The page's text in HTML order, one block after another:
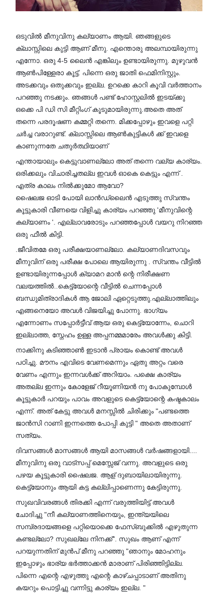
ഒടുവിൽ മീനുവിനു കല്യാണം ആയി. ഞങ്ങളുടെ
ക്ലാസ്സിലെ കുട്ടി ആണ് മീനു. എന്തൊരു അലമ്പായിരുന്നു
എന്നോ. ഒരു 4-5 ലൈൻ എങ്കിലും ഉണ്ടായിരുന്നു. മുഴുവൻ
ആൺപിള്ളേരാ കൂട്ട്. പിന്നെ ഒരു ജാതി ഫെമിനിസ്റ്റും.
അടക്കവും ഒതുക്കവും ഇല്ല. ഉറക്കെ കാറി കൂവി വർത്താനം
പറഞ്ഞു നടക്കും. ഞങ്ങൾ പണ്ട് ഹോസ്റ്റലിൽ ഇടയ്ക്കു
ഒക്കെ പി ഡി സി മീറ്റിംഗ് കൂടുമായിരുന്നു.അതെ അത്
തന്നെ പരദൂഷണ കമ്മറ്റി തന്നെ. മിക്കപ്പോഴും ഇവളെ പറ്റി
ചർച്ച വരാറുണ്ട്. ക്ലാസ്സിലെ ആൺകുട്ടികൾ ക്ക് ഇവളെ
കാണുന്നതേ ചതുർത്ഥിയാണ്
എന്തായാലും കെട്ടുവാണല്ലോ അത് തന്നെ വല്യ കാര്യം.
ഒരിക്കലും വിചാരിച്ചതല്ല ഇവൾ ഓകെ കെട്ടും എന്ന് .
എത്ര കാലം നിൽക്കുമോ ആവോ?
ഷൈലജ ഓടി പോയി ലാൻഡ്‌ലൈൻ എടുത്തു സ്വന്തം
കൂട്ടുകാരി വീണയെ വിളിച്ചു കാര്യം പറഞ്ഞു 'മീനുവിന്റെ
കല്യാണം '. എല്ലാവരോടും പറഞ്ഞപ്പോൾ വയറു നിറഞ്ഞ
ഒരു ഫീൽ കിട്ടി.
.ജീവിതമേ ഒരു പരീക്ഷയാണല്ലോ. കല്യാണദിവസവും
മീനുവിന് ഒരു പരീക്ഷ പോലെ ആയിരുന്നു . സ്വന്തം വീട്ടിൽ
ഉണ്ടായിരുന്നപ്പോൾ ക്യാമറ മാൻ ന്റെ നിരീക്ഷണ
വലയത്തിൽ..കെട്ട്യോന്റെ വീട്ടിൽ ചെന്നപ്പോൾ
ബന്ധുമിത്രാദികൾ ആ ജോലി ഏറ്റെടുത്തു.എല്ലാത്തിലും
എങ്ങനെയോ അവൾ വിജയിച്ചു പോന്നു. ഭാഗ്യം
എന്നോണം സപ്പോർട്ടീവ് ആയ ഒരു കെട്ട്യോന്നേം, ചൊറി
ഇല്ലാത്ത, സ്നേഹം ഉള്ള അപ്പനമ്മമാരേം അവൾക്കു കിട്ടി.
നാക്കിനു കടിഞ്ഞാൺ ഇടാൻ പ്രായം കൊണ്ട് അവൾ
പഠിച്ചു. മൗനം എവിടെ വേണമെന്നും ഏതു അറ്റം വരെ
വേണം എന്നും ഇന്നവൾക്ക് അറിയാം. പക്ഷെ കാര്യം
അതല്ല ഇന്നും കോളേജ് റീയൂണിയൻ നു പോകുമ്പോൾ
കൂട്ടുകാർ പറയും പാവം അവളുടെ കെട്ട്യോന്റെ കഷ്ടകാലം
എന്ന്. അത് കേട്ടു അവൾ മനസ്സിൽ ചിരിക്കും "പണ്ടത്തെ
ജാൻസി റാണി ഇന്നത്തെ പോപ്പി കുട്ടി " അതെ അതാണ്‌
സത്യം.
ദിവസങ്ങൾ മാസങ്ങൾ ആയി മാസങ്ങൾ വർഷങ്ങളായി....
മീനുവിനു ഒരു വാട്സപ്പ് മെസ്സേജ് വന്നു. അവളുടെ ഒരു
പഴയ കൂട്ടുകാരി ഷൈലജ. ആള് ദുബായിലായിരുന്നു.
കെട്ട്യോനും ആയി കട്ട കല്ലിപ്പാണെന്നു കേട്ടിരുന്നു.
സുഖവിവരങ്ങൾ തിരക്കി എന്ന് വരുത്തിയിട്ട് അവൾ
ചോദിച്ചു "നീ കല്യാണത്തിനെയും, ഇന്ത്യയിലെ
സമ്പ്രദായങ്ങളെ പറ്റിയൊക്കെ ഫേസ്ബുക്കിൽ എഴുതുന്ന
കണ്ടല്ലോ? സുഖല്ലേ നിനക്ക്". സുഖം ആണ് എന്ന്
പറയുന്നതിന് മുൻപ് മീനു പറഞ്ഞു "ഞാനും മോഹനും
ഇപ്പോഴും ഭാര്യ ഭർത്താക്കൻ മാരാണ് പിരിഞ്ഞിട്ടില്ല.
പിന്നെ എന്റെ എഴുത്തു എന്റെ കാഴ്ചപ്പാടാണ് അതിനു
കയറും പൊട്ടിച്ചു വന്നിട്ടു കാര്യം ഇല്ല. "